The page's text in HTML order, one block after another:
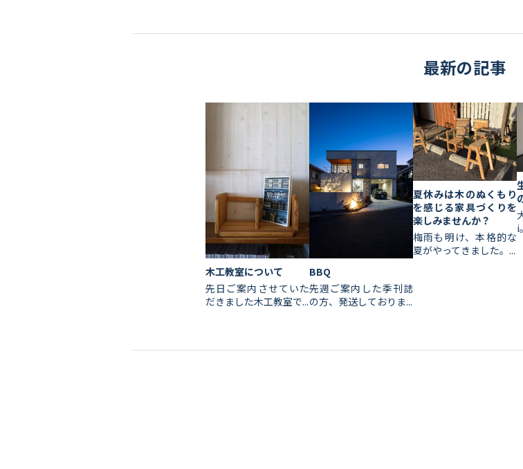
最新の記事
木工教室について
先日ご案内させていた
だきました木工教室で...
BBQ
先週ご案内した季刊誌
の方、発送しておりま...
夏休みは木のぬくもり
を感じる家具づくりを
楽しみませんか？
梅雨も明け、本格的な
夏がやってきました。...
i